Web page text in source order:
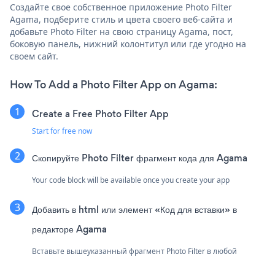
Создайте свое собственное приложение Photo Filter
Agama, подберите стиль и цвета своего веб-сайта и
добавьте Photo Filter на свою страницу Agama, пост,
боковую панель, нижний колонтитул или где угодно на
своем сайт.
How To Add a Photo Filter App on Agama:
Create a Free Photo Filter App
Start for free now
Скопируйте Photo Filter фрагмент кода для Agama
Your code block will be available once you create your app
Добавить в html или элемент «Код для вставки» в
редакторе Agama
Вставьте вышеуказанный фрагмент Photo Filter в любой